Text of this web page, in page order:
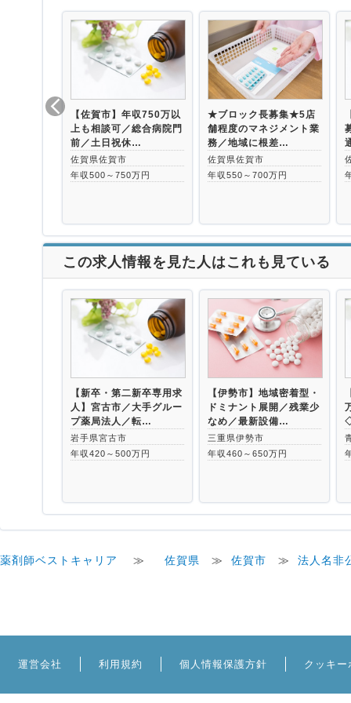
【佐賀市】年収750万以
上も相談可／総合病院門
前／土日祝休…
佐賀県佐賀市
年収500～750万円
★ブロック長募集★5店
舗程度のマネジメント業
務／地域に根差…
佐賀県佐賀市
年収550～700万円
この求人情報を見た人はこれも見ている
【新卒・第二新卒専用求
人】宮古市／大手グルー
プ薬局法人／転…
岩手県宮古市
年収420～500万円
【伊勢市】地域密着型・
ドミナント展開／残業少
なめ／最新設備…
三重県伊勢市
年収460～650万円
薬剤師ベストキャリア ≫ 佐賀県 ≫ 佐賀市 ≫ 法人名非
運営会社 利用規約 個人情報保護方針 クッキー